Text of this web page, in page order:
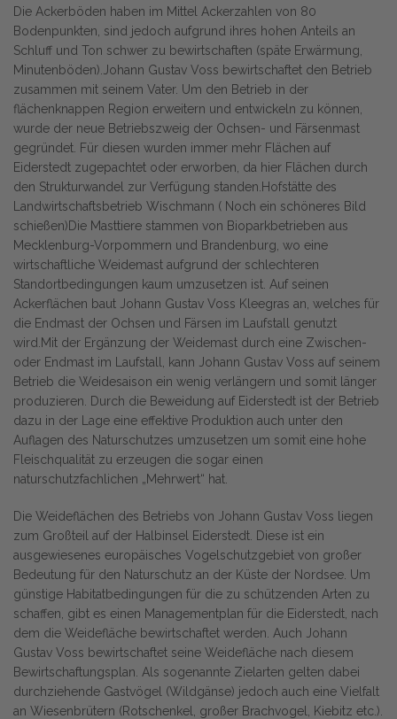
Die Ackerböden haben im Mittel Ackerzahlen von 80
Bodenpunkten, sind jedoch aufgrund ihres hohen Anteils an
Schluff und Ton schwer zu bewirtschaften (späte Erwärmung,
Minutenböden).Johann Gustav Voss bewirtschaftet den Betrieb
zusammen mit seinem Vater. Um den Betrieb in der
flächenknappen Region erweitern und entwickeln zu können,
wurde der neue Betriebszweig der Ochsen- und Färsenmast
gegründet. Für diesen wurden immer mehr Flächen auf
Eiderstedt zugepachtet oder erworben, da hier Flächen durch
den Strukturwandel zur Verfügung standen.Hofstätte des
Landwirtschaftsbetrieb Wischmann ( Noch ein schöneres Bild
schießen)Die Masttiere stammen von Bioparkbetrieben aus
Mecklenburg-Vorpommern und Brandenburg, wo eine
wirtschaftliche Weidemast aufgrund der schlechteren
Standortbedingungen kaum umzusetzen ist. Auf seinen
Ackerflächen baut Johann Gustav Voss Kleegras an, welches für
die Endmast der Ochsen und Färsen im Laufstall genutzt
wird.Mit der Ergänzung der Weidemast durch eine Zwischen-
oder Endmast im Laufstall, kann Johann Gustav Voss auf seinem
Betrieb die Weidesaison ein wenig verlängern und somit länger
produzieren. Durch die Beweidung auf Eiderstedt ist der Betrieb
dazu in der Lage eine effektive Produktion auch unter den
Auflagen des Naturschutzes umzusetzen um somit eine hohe
Fleischqualität zu erzeugen die sogar einen
naturschutzfachlichen „Mehrwert“ hat.
Die Weideflächen des Betriebs von Johann Gustav Voss liegen
zum Großteil auf der Halbinsel Eiderstedt. Diese ist ein
ausgewiesenes europäisches Vogelschutzgebiet von großer
Bedeutung für den Naturschutz an der Küste der Nordsee. Um
günstige Habitatbedingungen für die zu schützenden Arten zu
schaffen, gibt es einen Managementplan für die Eiderstedt, nach
dem die Weidefläche bewirtschaftet werden. Auch Johann
Gustav Voss bewirtschaftet seine Weidefläche nach diesem
Bewirtschaftungsplan. Als sogenannte Zielarten gelten dabei
durchziehende Gastvögel (Wildgänse) jedoch auch eine Vielfalt
an Wiesenbrütern (Rotschenkel, großer Brachvogel, Kiebitz etc.).